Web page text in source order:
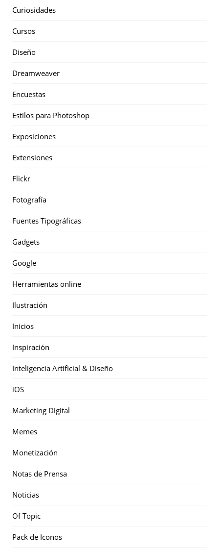
Curiosidades
Cursos
Diseño
Dreamweaver
Encuestas
Estilos para Photoshop
Exposiciones
Extensiones
Flickr
Fotografía
Fuentes Tipográficas
Gadgets
Google
Herramientas online
Ilustración
Inicios
Inspiración
Inteligencia Artificial & Diseño
iOS
Marketing Digital
Memes
Monetización
Notas de Prensa
Noticias
Of Topic
Pack de Iconos